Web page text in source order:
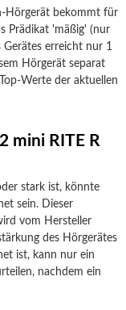
Hörgerät bekommt für
Prädikat 'mäßig' (nur
erreicht nur 1
Hörgerät separat
Werte der aktuellen
mini RITE R
stark ist, könnte
sein. Dieser
vom Hersteller
des Hörgerätes
ist, kann nur ein
nachdem ein